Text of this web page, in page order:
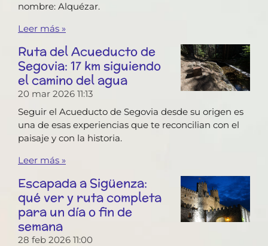
nombre: Alquézar.
Leer más »
Ruta del Acueducto de
Segovia: 17 km siguiendo
el camino del agua
20 mar 2026 11:13
Seguir el Acueducto de Segovia desde su origen es
una de esas experiencias que te reconcilian con el
paisaje y con la historia.
Leer más »
Escapada a Sigüenza:
qué ver y ruta completa
para un día o fin de
semana
28 feb 2026 11:00